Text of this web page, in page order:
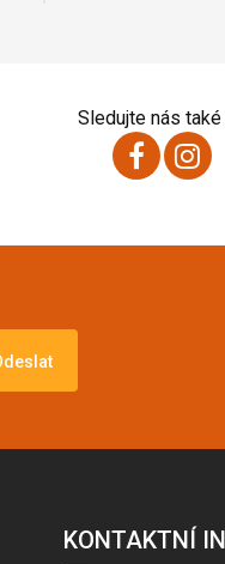
Sledujte nás také
KONTAKTNÍ